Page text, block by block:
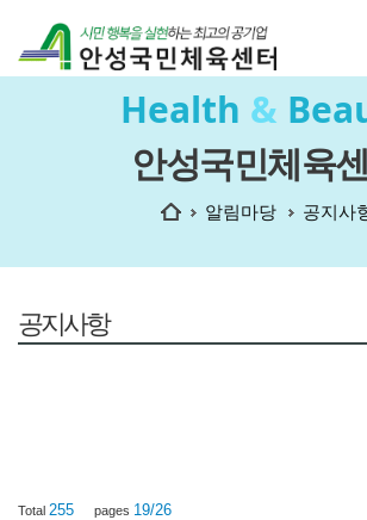
Health &
안성국민체육
홈 알림마당 공지사
공지사항
Total 255 pages 19/26